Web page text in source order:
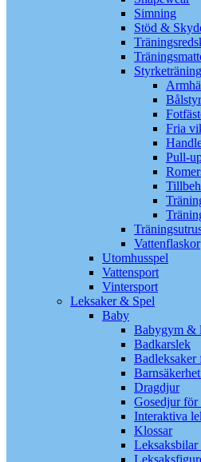
Simning
Stöd &
Styrketräning
Fria
Pull-
Vattenflaskor
Utomhusspel
Vattensport
Vintersport
Leksaker & Spel
Baby
Babygym &
Badkarslek
Badleksaker
Dragdjur
Gosedjur för
Interaktiva
Klossar
Leksaksbilar